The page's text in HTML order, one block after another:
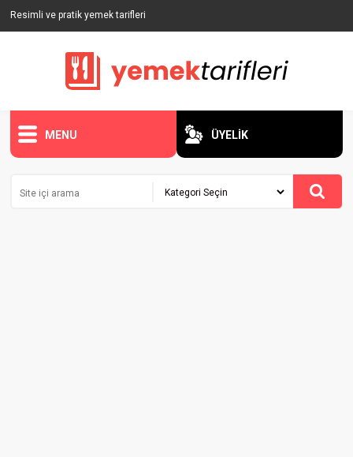
Resimli ve pratik yemek tarifleri
MENU ÜYELİK